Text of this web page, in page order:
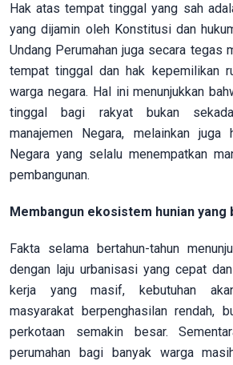
Hak atas tempat tinggal yang sah
yang dijamin oleh Konstitusi dan
Undang Perumahan juga secara tegas
tempat tinggal dan hak kepemilikan
warga negara. Hal ini menunjukkan
tinggal bagi rakyat bukan
manajemen Negara, melainkan juga
Negara yang selalu menempatkan
pembangunan.
Membangun ekosistem hunian yang
Fakta selama bertahun-tahun
dengan laju urbanisasi yang cepat
kerja yang masif, kebutuhan
masyarakat berpenghasilan rendah,
perkotaan semakin besar.
perumahan bagi banyak warga